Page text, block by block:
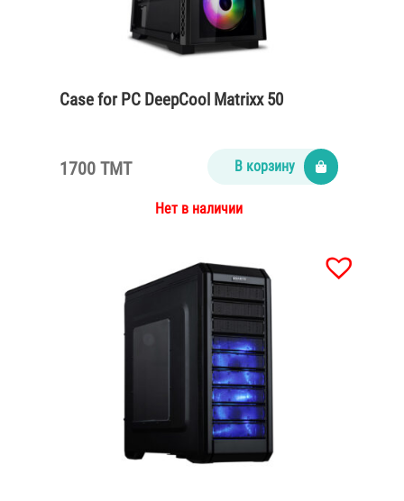
Case for PC DeepCool Matrixx 50
1700 TMT В корзину
Нет в наличии